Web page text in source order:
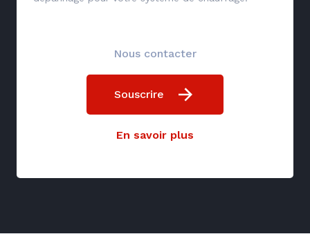
Nous contacter
Souscrire
En savoir plus